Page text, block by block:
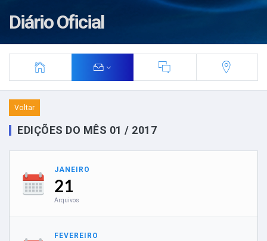
Diário Oficial
Voltar
EDIÇÕES DO MÊS 01 / 2017
JANEIRO
21
Arquivos
FEVEREIRO